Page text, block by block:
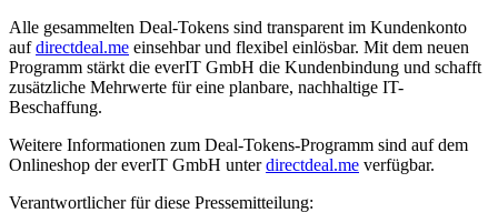
Alle gesammelten Deal-Tokens sind transparent im Kundenkonto
aufdirectdeal.me einsehbar und flexibel einlösbar. Mit dem neuen
Programm stärkt die everIT GmbH die Kundenbindung und schafft
zusätzliche Mehrwerte für eine planbare, nachhaltige IT-
Beschaffung.
Weitere Informationen zum Deal-Tokens-Programm sind auf dem
Onlineshop der everIT GmbH unterdirectdeal.me verfügbar.
Verantwortlicher für diese Pressemitteilung: